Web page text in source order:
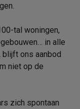
tal woningen,
in alle
ons aanbod
niet op de
zich spontaan